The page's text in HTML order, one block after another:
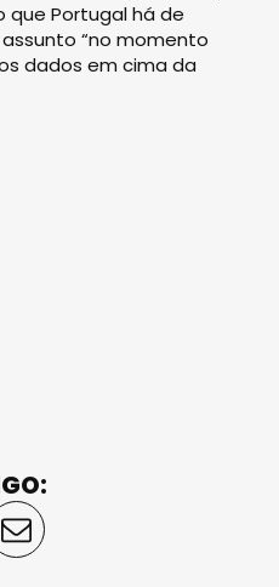
que Portugal há de
“no momento
dados em cima da